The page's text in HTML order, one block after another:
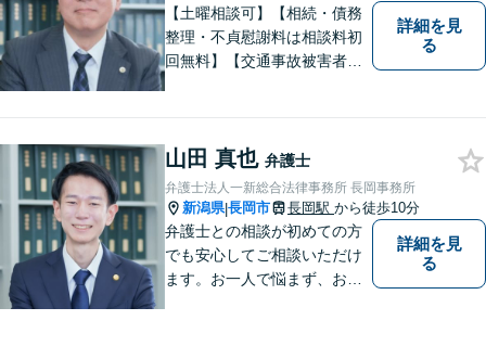
【土曜相談可】【相続・債務
整理・不貞慰謝料は相談料初
回無料】【交通事故被害者の
体を把握し、真の利益を追及
します
詳細を見
る
山田 真也 弁護士
弁護士法人一新総合法律事務所 長岡事務所
新潟県|長岡市 長岡駅 から徒歩10分
弁護士との相談が初めての方
でも安心してご相談いただけ
ます。お一人で悩まず、お気
詳細を見
る